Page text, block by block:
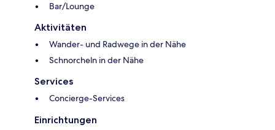
Bar/Lounge
Aktivitäten
Wander- und Radwege in der Nähe
Schnorcheln in der Nähe
Services
Concierge-Services
Einrichtungen